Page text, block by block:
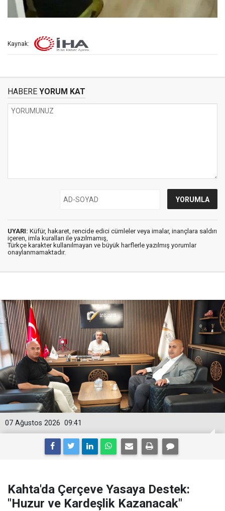
Kaynak:
HABERE YORUM KAT
UYARI: Küfür, hakaret, rencide edici cümleler veya imalar, inançlara saldırı
içeren, imla kuralları ile yazılmamış,
Türkçe karakter kullanılmayan ve büyük harflerle yazılmış yorumlar
onaylanmamaktadır.
09:41
07 Ağustos 2026
Kahta'da Çerçeve Yasaya Destek:
"Huzur ve Kardeşlik Kazanacak"